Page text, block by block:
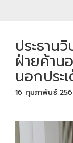
ประธาน
ฝ่ายค้าน
นอกประ
16 กุมภาพันธ์